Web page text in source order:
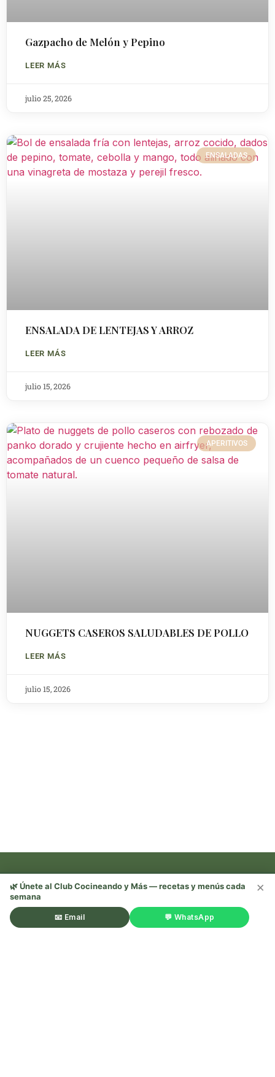
Gazpacho de Melón y Pepino
LEER MÁS
julio 25, 2026
ENSALADAS
ENSALADA DE LENTEJAS Y ARROZ
LEER MÁS
julio 15, 2026
APERITIVOS
NUGGETS CASEROS SALUDABLES DE POLLO
LEER MÁS
julio 15, 2026
Recetas, trucos y mucho más —
¡sígueme en redes! 🌿
×
🌿 Únete al Club Cocineando y Más — recetas y menús cada
semana
📧 Email 💬 WhatsApp